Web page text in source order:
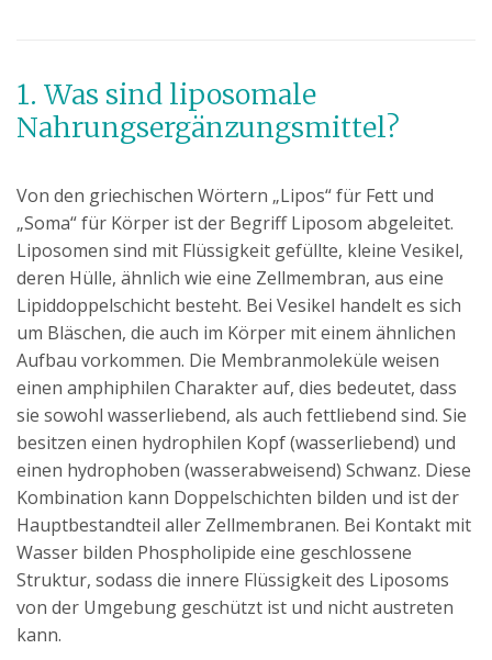
1. Was sind liposomale
Nahrungsergänzungsmittel?
Von den griechischen Wörtern „Lipos“ für Fett und
„Soma“ für Körper ist der Begriff Liposom abgeleitet.
Liposomen sind mit Flüssigkeit gefüllte, kleine Vesikel,
deren Hülle, ähnlich wie eine Zellmembran, aus eine
Lipiddoppelschicht besteht. Bei Vesikel handelt es sich
um Bläschen, die auch im Körper mit einem ähnlichen
Aufbau vorkommen. Die Membranmoleküle weisen
einen amphiphilen Charakter auf, dies bedeutet, dass
sie sowohl wasserliebend, als auch fettliebend sind. Sie
besitzen einen hydrophilen Kopf (wasserliebend) und
einen hydrophoben (wasserabweisend) Schwanz. Diese
Kombination kann Doppelschichten bilden und ist der
Hauptbestandteil aller Zellmembranen. Bei Kontakt mit
Wasser bilden Phospholipide eine geschlossene
Struktur, sodass die innere Flüssigkeit des Liposoms
von der Umgebung geschützt ist und nicht austreten
kann.